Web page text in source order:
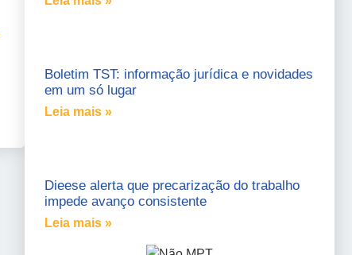
Boletim TST: informação jurídica e novidades
em um só lugar
Leia mais »
Dieese alerta que precarização do trabalho
impede avanço consistente
Leia mais »